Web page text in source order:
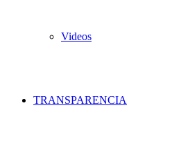
Videos
TRANSPARENCIA